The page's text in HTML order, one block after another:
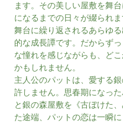
ます。その美しい屋敷を舞
になるまでの日々が綴られ
舞台に繰り返されるあらゆ
的な成長譚です。だからず
な憧れを感じながらも、ど
かもしれません。
主人公のパットは、愛する
許しません。思春期になっ
と銀の森屋敷を《古ぼけた
た途端、パットの恋は一瞬